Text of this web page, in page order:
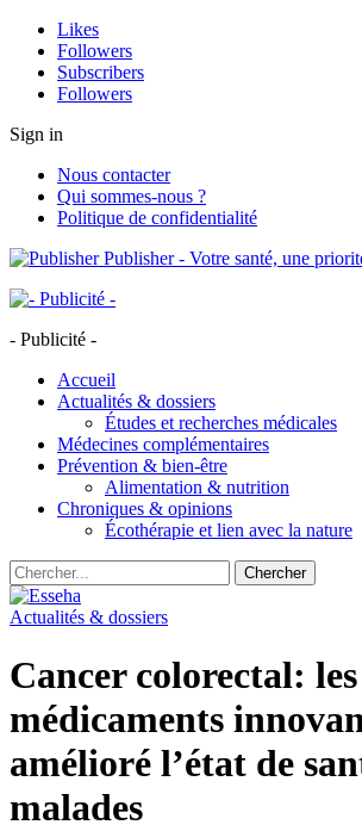
Likes
Followers
Subscribers
Followers
Sign in
Nous contacter
Qui sommes-nous ?
Politique de confidentialité
Publisher - Votre santé, une
- Publicité -
Accueil
Actualités & dossiers
Études et recherches médicales
Médecines complémentaires
Prévention & bien-être
Alimentation & nutrition
Chroniques & opinions
Écothérapie et lien avec la nature
Actualités & dossiers
Cancer colorectal: les
médicaments
amélioré l’état de
malades